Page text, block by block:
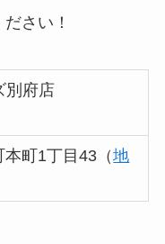
さい！
別府店
本町1丁目43（地